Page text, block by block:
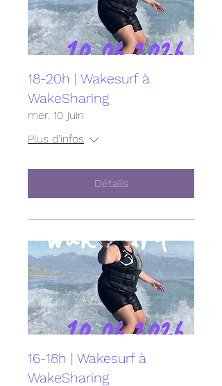
18-20h | Wakesurf à
WakeSharing
mer. 10 juin
Plus d'infos
Détails
16-18h | Wakesurf à
WakeSharing